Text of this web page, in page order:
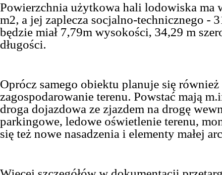
Powierzchnia użytkowa hali lodowiska ma
m2, a jej zaplecza socjalno-technicznego -
będzie miał 7,79m wysokości, 34,29 m
długości.
Oprócz samego obiektu planuje się
zagospodarowanie terenu. Powstać mają
droga dojazdowa ze zjazdem na drogę
parkingowe, ledowe oświetlenie terenu,
się też nowe nasadzenia i elementy małej